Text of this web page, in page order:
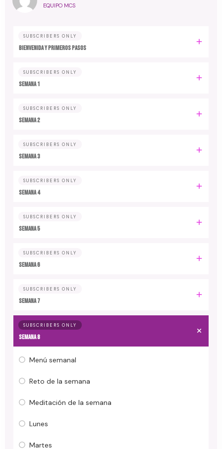
EQUIPO MCS
SUBSCRIBERS ONLY
Bienvenida y primeros pasos
SUBSCRIBERS ONLY
Semana 1
SUBSCRIBERS ONLY
Semana 2
SUBSCRIBERS ONLY
Semana 3
SUBSCRIBERS ONLY
Semana 4
SUBSCRIBERS ONLY
Semana 5
SUBSCRIBERS ONLY
Semana 6
SUBSCRIBERS ONLY
Semana 7
SUBSCRIBERS ONLY
Semana 8
Menú semanal
Reto de la semana
Meditación de la semana
Lunes
Martes